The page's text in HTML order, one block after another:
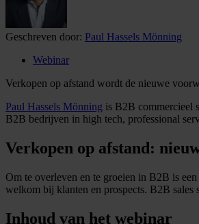
Geschreven door: Paul Hassels Mönning
Webinar
Verkopen op afstand wordt de nieuwe
Paul Hassels Mönning is B2B commercieel
B2B bedrijven in high tech, professional
Verkopen op afstand:
Om te overleven en te groeien in B2B is
welkom bij klanten en prospects. B2B sales
Inhoud van het webinar